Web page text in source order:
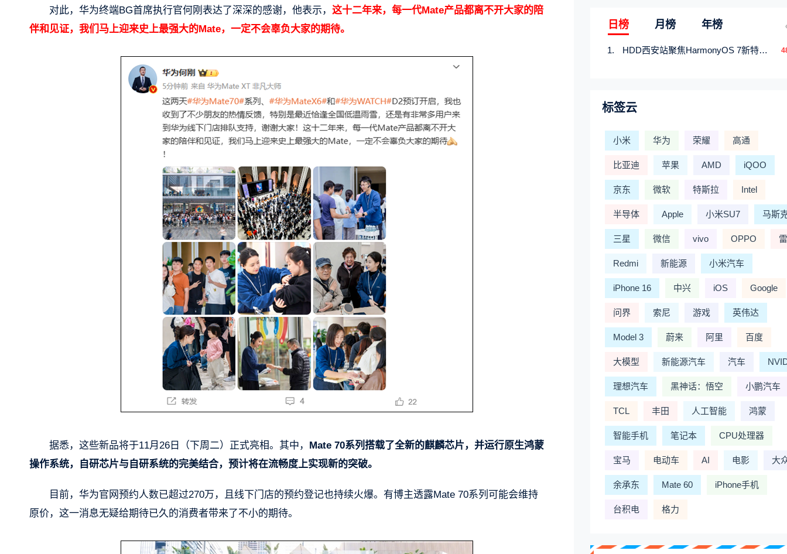
对此，华为终端BG首席执行官何刚表达了深深的感谢，他表示， 这十二年来，每一代Mate产品都离不开大家的陪
伴和见证，我们马上迎来史上最强大的Mate，一定不会辜负大家的期待。
据悉，这些新品将于11月26日（下周二）正式亮相。其中， Mate 70系列搭载了全新的麒麟芯片，并运行原生鸿蒙
操作系统，自研芯片与自研系统的完美结合，预计将在流畅度上实现新的突破。
目前，华为官网预约人数已超过270万，且线下门店的预约登记也持续火爆。有博主透露Mate 70系列可能会维持
原价，这一消息无疑给期待已久的消费者带来了不小的期待。
日榜 月榜 年榜
HDD西安站聚焦HarmonyOS 7新特性，解锁从互联到智能的应用开发新范式
标签云
小米 华为 荣耀 高通
比亚迪 苹果 AMD iQOO
京东 微软 特斯拉 Intel
半导体 Apple 小米SU7 马斯
三星 微信 vivo OPPO
Redmi 新能源 小米汽车
iPhone 16 中兴 iOS Google
问界 索尼 游戏 英伟达
Model 3 蔚来 阿里 百度
大模型 新能源汽车 汽车
理想汽车 黑神话：悟空 小鹏汽车
TCL 丰田 人工智能 鸿蒙
智能手机 笔记本 CPU处理器
宝马 电动车 AI 电影 大
余承东 Mate 60 iPhone手机
台积电 格力